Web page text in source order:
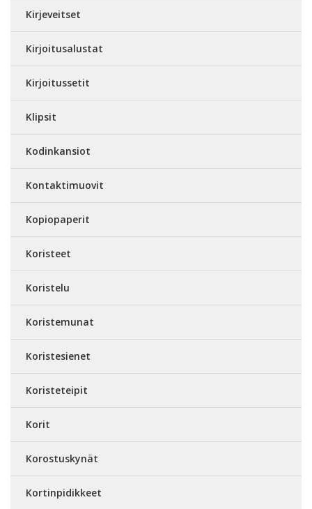
Kirjeveitset
Kirjoitusalustat
Kirjoitussetit
Klipsit
Kodinkansiot
Kontaktimuovit
Kopiopaperit
Koristeet
Koristelu
Koristemunat
Koristesienet
Koristeteipit
Korit
Korostuskynät
Kortinpidikkeet